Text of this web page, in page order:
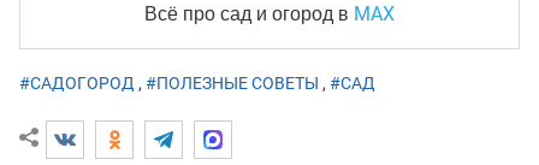
Всё про сад и огород в MAX
#САДОГОРОД , #ПОЛЕЗНЫЕ СОВЕТЫ , #САД